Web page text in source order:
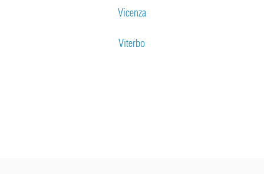
Vicenza
Viterbo